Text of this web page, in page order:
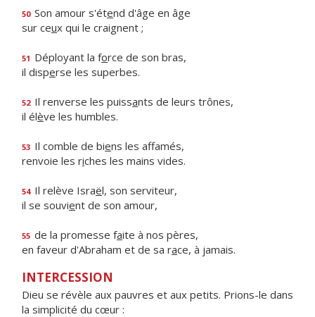
50 Son amour s'étend d'âge en âge
sur ceux qui le craignent ;
51 Déployant la force de son bras,
il disperse les superbes.
52 Il renverse les puissants de leurs trônes,
il élève les humbles.
53 Il comble de biens les affamés,
renvoie les riches les mains vides.
54 Il relève Israël, son serviteur,
il se souvient de son amour,
55 de la promesse faite à nos pères,
en faveur d'Abraham et de sa race, à jamais.
INTERCESSION
Dieu se révèle aux pauvres et aux petits. Prions-le dans
la simplicité du cœur :